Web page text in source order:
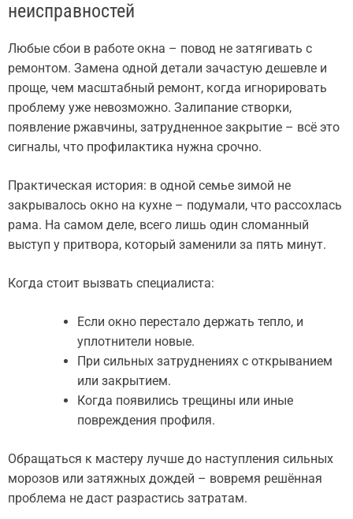
неисправностей
Любые сбои в работе окна – повод не затягивать с
ремонтом. Замена одной детали зачастую дешевле и
проще, чем масштабный ремонт, когда игнорировать
проблему уже невозможно. Залипание створки,
появление ржавчины, затрудненное закрытие – всё это
сигналы, что профилактика нужна срочно.
Практическая история: в одной семье зимой не
закрывалось окно на кухне – подумали, что рассохлась
рама. На самом деле, всего лишь один сломанный
выступ у притвора, который заменили за пять минут.
Когда стоит вызвать специалиста:
Если окно перестало держать тепло, и
уплотнители новые.
При сильных затруднениях с открыванием
или закрытием.
Когда появились трещины или иные
повреждения профиля.
Обращаться к мастеру лучше до наступления сильных
морозов или затяжных дождей – вовремя решённая
проблема не даст разрастись затратам.